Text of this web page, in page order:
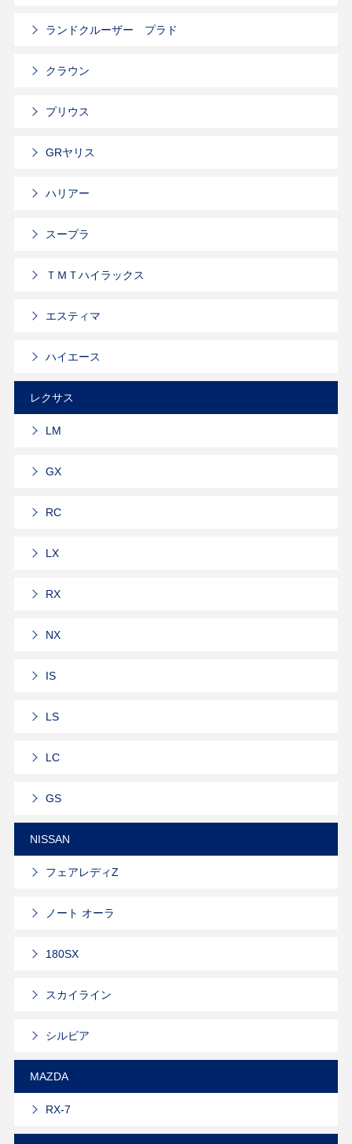
ランドクルーザー プラド
クラウン
プリウス
GRヤリス
ハリアー
スープラ
ＴＭＴハイラックス
エスティマ
ハイエース
レクサス
LM
GX
RC
LX
RX
NX
IS
LS
LC
GS
NISSAN
フェアレディZ
ノート オーラ
180SX
スカイライン
シルビア
MAZDA
RX-7